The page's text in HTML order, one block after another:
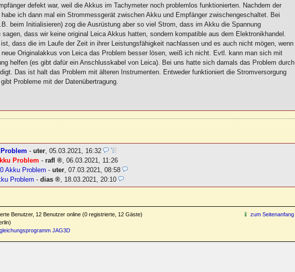
defekt war, weil die Akkus im Tachymeter noch problemlos funktionierten. Nachdem der
habe ich dann mal ein Strommessgerät zwischen Akku und Empfänger zwischengeschaltet. Bei
beim Initialisieren) zog die Ausrüstung aber so viel Strom, dass im Akku die Spannung
dass wir keine original Leica Akkus hatten, sondern kompatible aus dem Elektronikhandel.
dass die im Laufe der Zeit in ihrer Leistungsfähigkeit nachlassen und es auch nicht mögen, wenn
Originalakkus von Leica das Problem besser lösen, weiß ich nicht. Evtl. kann man sich mit
helfen (es gibt dafür ein Anschlusskabel von Leica). Bei uns hatte sich damals das Problem durch
Das ist halt das Problem mit älteren Instrumenten. Entweder funktioniert die Stromversorgung
Probleme mit der Datenübertragung.
-uter,05.03.2021, 16:32
Problem -rafl ,06.03.2021, 11:26
Akku Problem -uter,07.03.2021, 08:58
Problem -dias , 18.03.2021, 20:10
Benutzer, 12 Benutzer online (0 registrierte, 12 Gäste)
JAG3D
zum Seitenanfang